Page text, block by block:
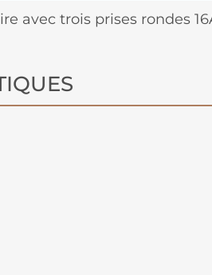
avec trois prises rondes